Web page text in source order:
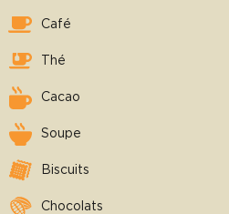
Café
Thé
Cacao
Soupe
Biscuits
Chocolats